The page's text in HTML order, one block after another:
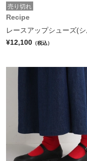
売り切れ
Recipe
レースアップシューズ(
¥12,100 （税込）